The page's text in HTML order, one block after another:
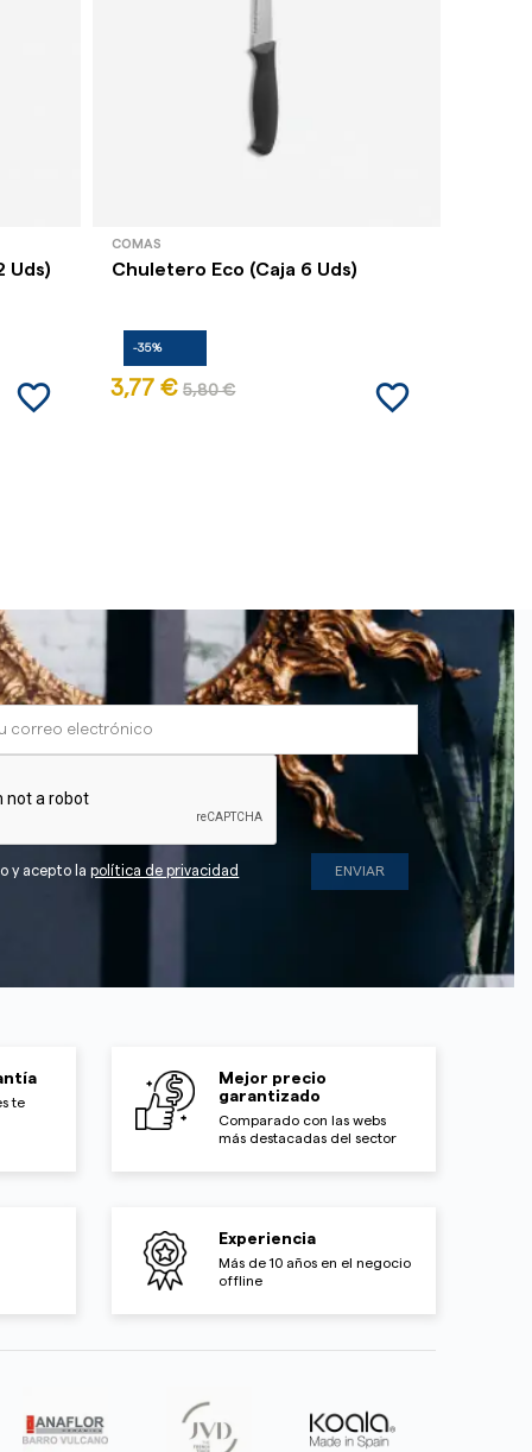
Uds)
favorite_border
COMAS
Chuletero Eco (Caja 6 Uds)
-35%
3,77 € 5,80 € favorite_border
y acepto lapolítica de privacidad
te
Mejor precio
garantizado
Comparado con las webs
más destacadas del sector
Experiencia
Más de 10 años en el negocio
offline